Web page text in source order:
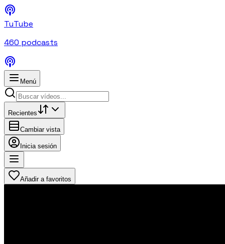
TuTube
460 podcasts
Menú
Recientes
Cambiar vista
Inicia sesión
Añadir a favoritos